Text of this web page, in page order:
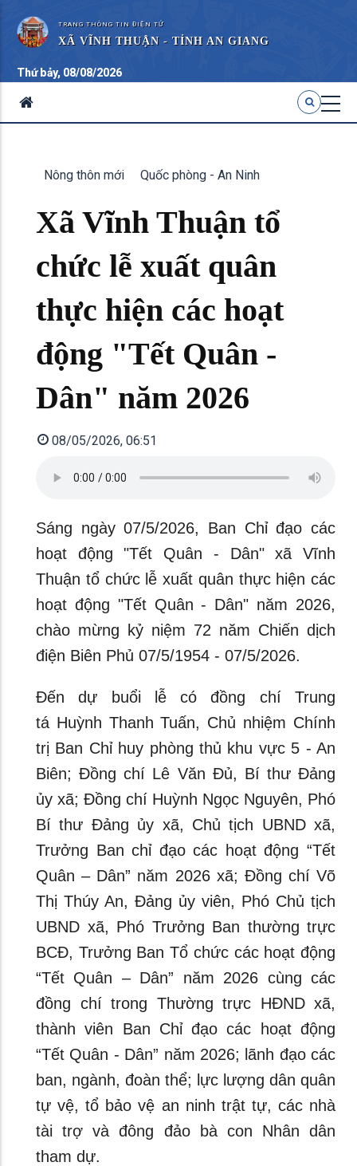
TRANG THÔNG TIN ĐIỆN TỬ
XÃ VĨNH THUẬN - TỈNH AN GIANG
Thứ bảy, 08/08/2026
Nông thôn mới Quốc phòng - An Ninh
Xã Vĩnh Thuận tổ
chức lễ xuất quân
thực hiện các hoạt
động "Tết Quân -
Dân" năm 2026
08/05/2026, 06:51
Sáng ngày 07/5/2026, Ban Chỉ đạo các
hoạt động "Tết Quân - Dân" xã Vĩnh
Thuận tổ chức lễ xuất quân thực hiện các
hoạt động "Tết Quân - Dân" năm 2026,
chào mừng kỷ niệm 72 năm Chiến dịch
điện Biên Phủ 07/5/1954 - 07/5/2026.
Đến dự buổi lễ có đồng chí Trung
tá Huỳnh Thanh Tuấn, Chủ nhiệm Chính
trị Ban Chỉ huy phòng thủ khu vực 5 - An
Biên; Đồng chí Lê Văn Đủ, Bí thư Đảng
ủy xã; Đồng chí Huỳnh Ngọc Nguyên, Phó
Bí thư Đảng ủy xã, Chủ tịch UBND xã,
Trưởng Ban chỉ đạo các hoạt động “Tết
Quân – Dân” năm 2026 xã; Đồng chí Võ
Thị Thúy An, Đảng ủy viên, Phó Chủ tịch
UBND xã, Phó Trưởng Ban thường trực
BCĐ, Trưởng Ban Tổ chức các hoạt động
“Tết Quân – Dân” năm 2026 cùng các
đồng chí trong Thường trực HĐND xã,
thành viên Ban Chỉ đạo các hoạt động
“Tết Quân - Dân” năm 2026; lãnh đạo các
ban, ngành, đoàn thể; lực lượng dân quân
tự vệ, tổ bảo vệ an ninh trật tự, các nhà
tài trợ và đông đảo bà con Nhân dân
tham dự.